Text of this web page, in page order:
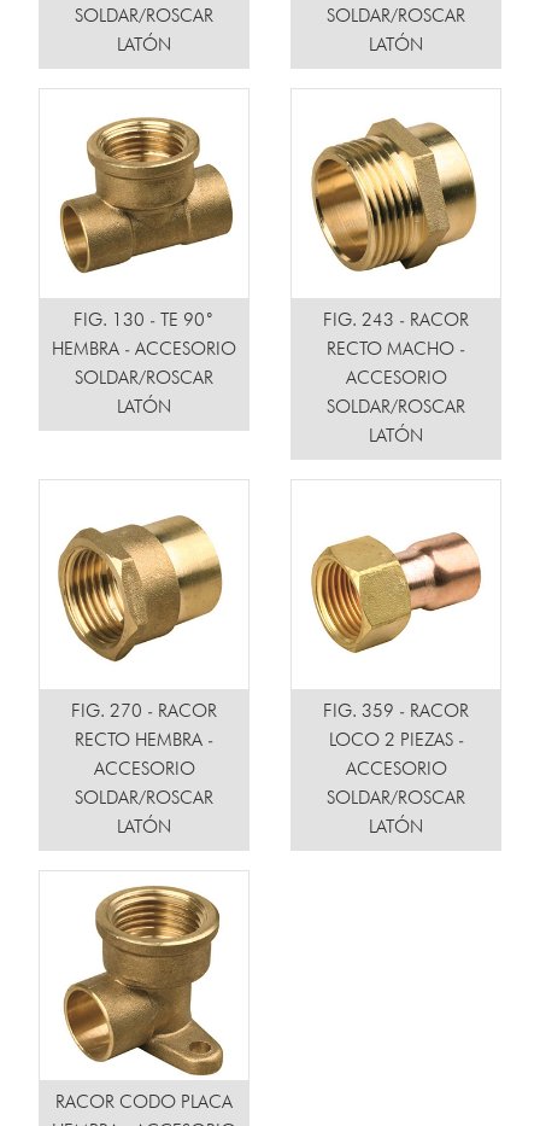
SOLDAR/ROSCAR
LATÓN
SOLDAR/ROSCAR
LATÓN
FIG. 130 - TE 90˚
HEMBRA - ACCESORIO
SOLDAR/ROSCAR
LATÓN
FIG. 243 - RACOR
RECTO MACHO -
ACCESORIO
SOLDAR/ROSCAR
LATÓN
FIG. 270 - RACOR
RECTO HEMBRA -
ACCESORIO
SOLDAR/ROSCAR
LATÓN
FIG. 359 - RACOR
LOCO 2 PIEZAS -
ACCESORIO
SOLDAR/ROSCAR
LATÓN
RACOR CODO PLACA